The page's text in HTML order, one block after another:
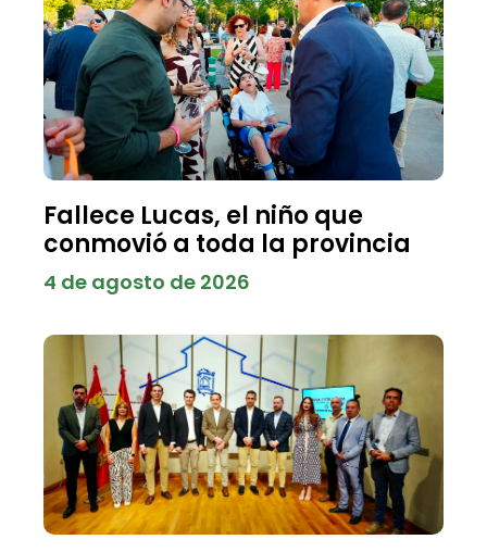
Fallece Lucas, el niño que
conmovió a toda la provincia
4 de agosto de 2026